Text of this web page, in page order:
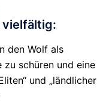
vielfältig:
den Wolf als
zu schüren und eine
und „ländlicher